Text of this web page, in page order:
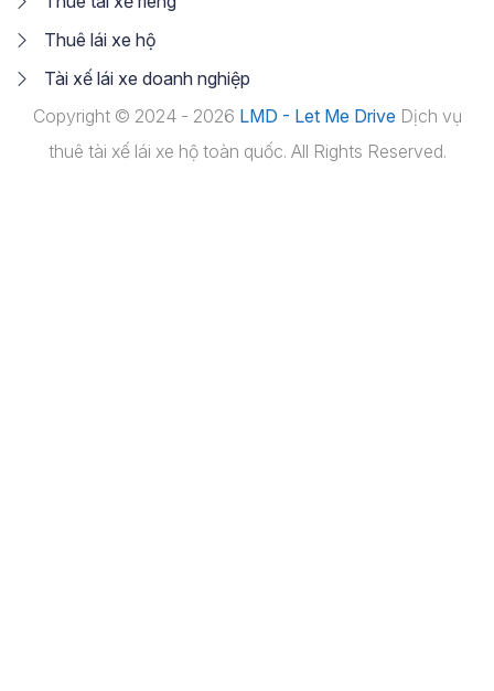
Thuê lái xe hộ
Tài xế lái xe doanh nghiệp
Copyright © 2024 - 2026 LMD - Let Me Drive Dịch vụ
thuê tài xế lái xe hộ toàn quốc. All Rights Reserved.